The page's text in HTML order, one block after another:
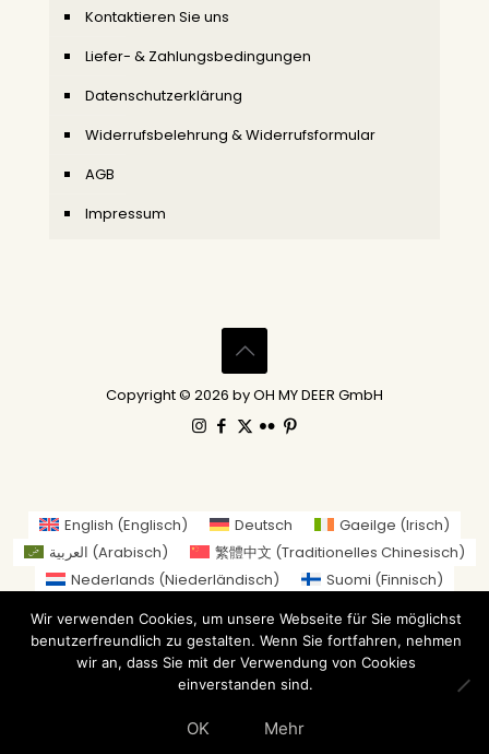
Kontaktieren Sie uns
Liefer- & Zahlungsbedingungen
Datenschutzerklärung
Widerrufsbelehrung & Widerrufsformular
AGB
Impressum
Copyright © 2026 by OH MY DEER GmbH
English (Englisch) Deutsch Gaeilge (Irisch)
العربية (Arabisch) 繁體中文 (Traditionelles Chinesisch)
Nederlands (Niederländisch) Suomi (Finnisch)
日本語(Japanisch)
Norsk bokmål( Norwegisch (Buchsprache))
Russisch) Español
Wir verwenden Cookies, um unsere Webseite für Sie möglichst
benutzerfreundlich zu gestalten. Wenn Sie fortfahren, nehmen
wir an, dass Sie mit der Verwendung von Cookies
einverstanden sind.
OK Mehr